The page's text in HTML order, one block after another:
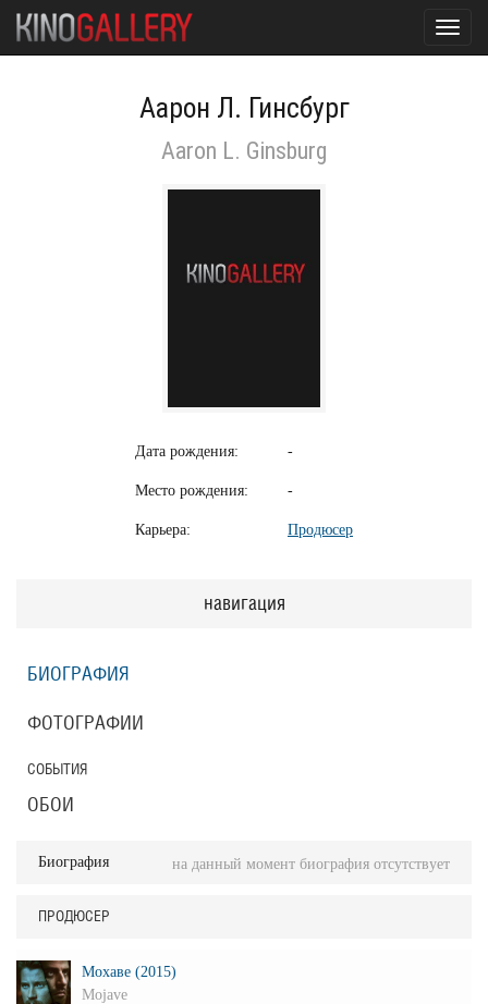
Аарон Л. Гинсбург
Aaron L. Ginsburg
Дата рождения: -
Место рождения: -
Карьера: Продюсер
навигация
БИОГРАФИЯ
ФОТОГРАФИИ
СОБЫТИЯ
ОБОИ
Биография на данный момент биография отсутствует
ПРОДЮСЕР
Мохаве (2015)
Mojave